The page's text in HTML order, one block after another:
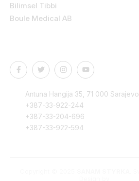
Bilimsel Tibbi
Boule Medical AB
Antuna Hangija 35, 71 000 Sarajevo
+387-33-922-244
+387-33-204-696
+387-33-922-594